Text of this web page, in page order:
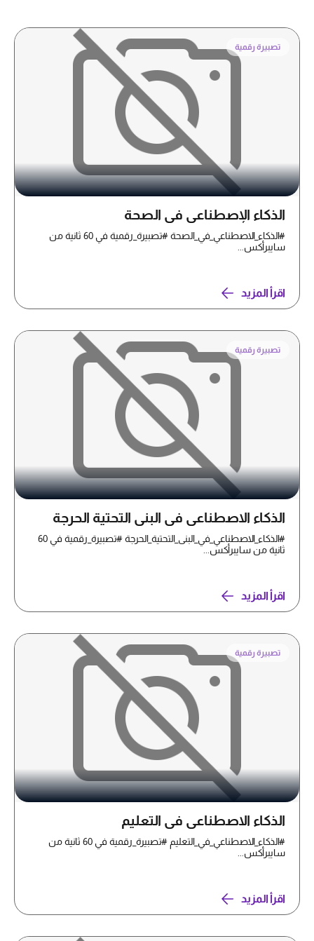
تصبيرة رقمية
الذكاء الإصطناعي في الصحة
#الذكاء_الاصطناعي_في_الصحة #تصبيرة_رقمية في 60 ثانية من
سايبرأكس...
اقرأ المزيد
تصبيرة رقمية
الذكاء الاصطناعي في البنى التحتية الحرجة
#الذكاء_الاصطناعي_في_البنى_التحتية_الحرجة #تصبيرة_رقمية في 60
ثانية من سايبرأكس...
اقرأ المزيد
تصبيرة رقمية
الذكاء الاصطناعي في التعليم
#الذكاء_الاصطناعي_في_التعليم #تصبيرة_رقمية في 60 ثانية من
سايبرأكس...
اقرأ المزيد